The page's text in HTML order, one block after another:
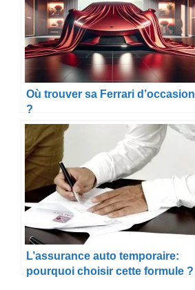
Où trouver sa Ferrari d’occasion
?
L’assurance auto temporaire:
pourquoi choisir cette formule ?